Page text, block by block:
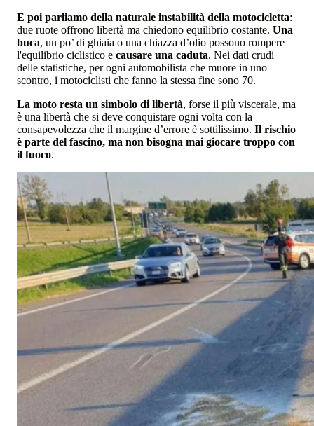
E poi parliamo della naturale instabilità della motocicletta:
due ruote offrono libertà ma chiedono equilibrio costante. Una
buca, un po’ di ghiaia o una chiazza d’olio possono rompere
l'equilibrio ciclistico e causare una caduta. Nei dati crudi
delle statistiche, per ogni automobilista che muore in uno
scontro, i motociclisti che fanno la stessa fine sono 70.
La moto resta un simbolo di libertà, forse il più viscerale, ma
è una libertà che si deve conquistare ogni volta con la
consapevolezza che il margine d’errore è sottilissimo. Il rischio
è parte del fascino, ma non bisogna mai giocare troppo con
il fuoco.